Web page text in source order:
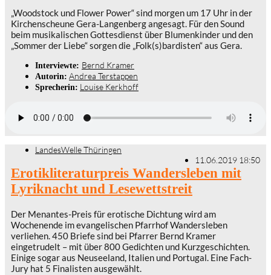
„Woodstock und Flower Power“ sind morgen um 17 Uhr in der
Kirchenscheune Gera-Langenberg angesagt. Für den Sound
beim musikalischen Gottesdienst über Blumenkinder und den
„Sommer der Liebe“ sorgen die „Folk(s)bardisten“ aus Gera.
Interviewte: Bernd Kramer
Autorin: Andrea Terstappen
Sprecherin: Louise Kerkhoff
LandesWelle Thüringen
11.06.2019 18:50
Erotikliteraturpreis Wandersleben mit
Lyriknacht und Lesewettstreit
Der Menantes-Preis für erotische Dichtung wird am
Wochenende im evangelischen Pfarrhof Wandersleben
verliehen. 450 Briefe sind bei Pfarrer Bernd Kramer
eingetrudelt – mit über 800 Gedichten und Kurzgeschichten.
Einige sogar aus Neuseeland, Italien und Portugal. Eine Fach-
Jury hat 5 Finalisten ausgewählt.